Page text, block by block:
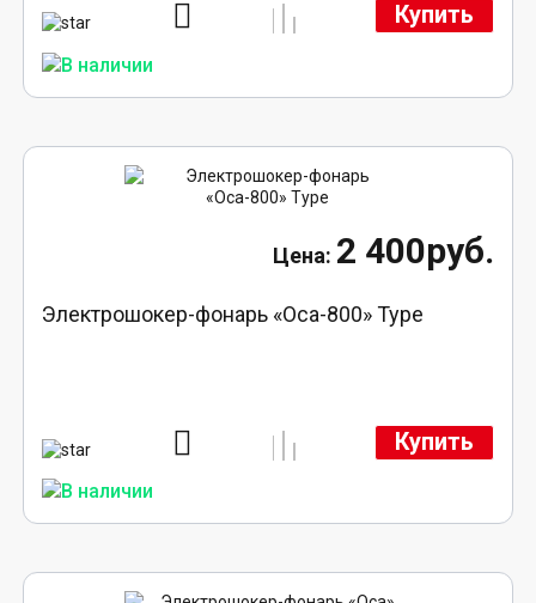
Купить
2 400руб.
Электрошокер-фонарь «Оса-800» Type
Купить